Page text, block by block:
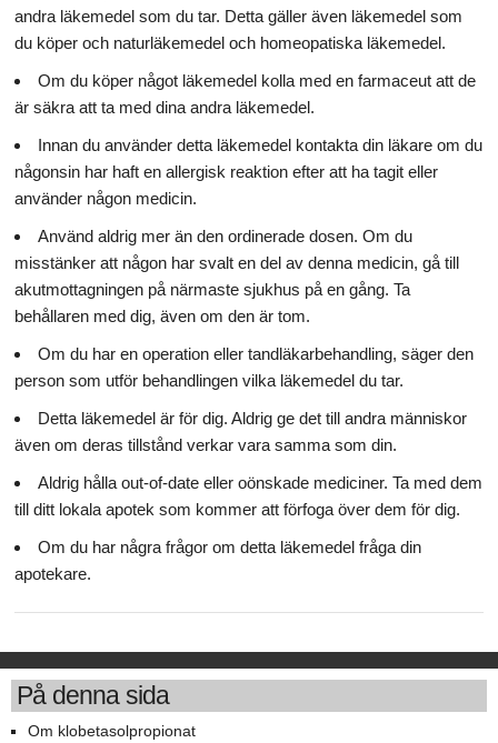
andra läkemedel som du tar. Detta gäller även läkemedel som
du köper och naturläkemedel och homeopatiska läkemedel.
Om du köper något läkemedel kolla med en farmaceut att de
är säkra att ta med dina andra läkemedel.
Innan du använder detta läkemedel kontakta din läkare om du
någonsin har haft en allergisk reaktion efter att ha tagit eller
använder någon medicin.
Använd aldrig mer än den ordinerade dosen. Om du
misstänker att någon har svalt en del av denna medicin, gå till
akutmottagningen på närmaste sjukhus på en gång. Ta
behållaren med dig, även om den är tom.
Om du har en operation eller tandläkarbehandling, säger den
person som utför behandlingen vilka läkemedel du tar.
Detta läkemedel är för dig. Aldrig ge det till andra människor
även om deras tillstånd verkar vara samma som din.
Aldrig hålla out-of-date eller oönskade mediciner. Ta med dem
till ditt lokala apotek som kommer att förfoga över dem för dig.
Om du har några frågor om detta läkemedel fråga din
apotekare.
På denna sida
Om klobetasolpropionat